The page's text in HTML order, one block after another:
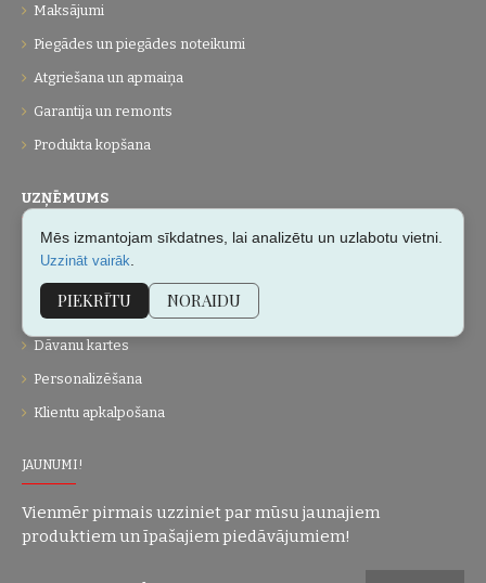
Maksājumi
Piegādes un piegādes noteikumi
Atgriešana un apmaiņa
Garantija un remonts
Produkta kopšana
UZŅĒMUMS
Par mums
Vietnes karte
Dāvanu kartes
Personalizēšana
Klientu apkalpošana
JAUNUMI!
Vienmēr pirmais uzziniet par mūsu jaunajiem
produktiem un īpašajiem piedāvājumiem!
Mēs izmantojam sīkdatnes, lai analizētu un uzlabotu vietni.
Uzzināt vairāk
PIEKRĪTU NORAIDU